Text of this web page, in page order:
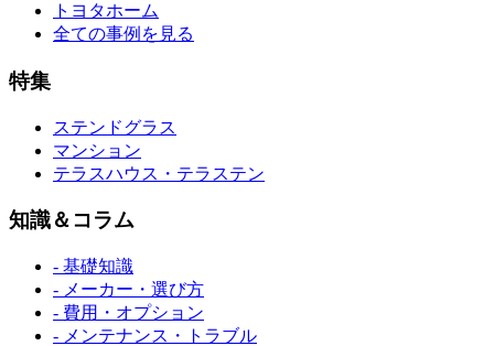
トヨタホーム
全ての事例を見る
特集
ステンドグラス
マンション
テラスハウス・テラステン
知識＆コラム
- 基礎知識
- メーカー・選び方
- 費用・オプション
- メンテナンス・トラブル